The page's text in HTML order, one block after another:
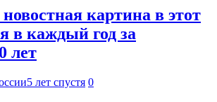
картина в этот
в каждый год за
лет
5 лет спустя 0